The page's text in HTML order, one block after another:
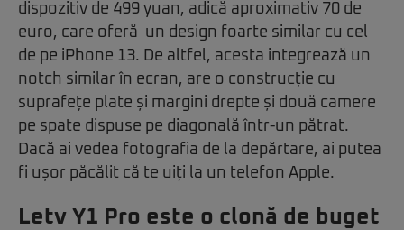
dispozitiv de 499 yuan, adică aproximativ 70 de
euro, care oferă un design foarte similar cu cel
de pe iPhone 13. De altfel, acesta integrează un
notch similar în ecran, are o construcție cu
suprafețe plate și margini drepte și două camere
pe spate dispuse pe diagonală într-un pătrat.
Dacă ai vedea fotografia de la depărtare, ai putea
fi ușor păcălit că te uiți la un telefon Apple.
Letv Y1 Pro este o clonă de buget